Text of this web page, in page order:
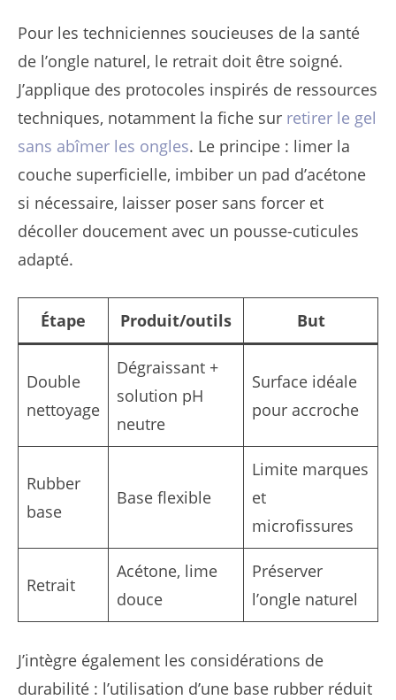
Pour les techniciennes soucieuses de la santé
de l’ongle naturel, le retrait doit être soigné.
J’applique des protocoles inspirés de ressources
techniques, notamment la fiche sur retirer le gel
sans abîmer les ongles. Le principe : limer la
couche superficielle, imbiber un pad d’acétone
si nécessaire, laisser poser sans forcer et
décoller doucement avec un pousse-cuticules
adapté.
Étape Produit/outils But
Double
nettoyage
Dégraissant +
solution pH
neutre
Surface idéale
pour accroche
Rubber
base
Base flexible
Limite marques
et
microfissures
Retrait
Acétone, lime
douce
Préserver
l’ongle naturel
J’intègre également les considérations de
durabilité : l’utilisation d’une base rubber réduit